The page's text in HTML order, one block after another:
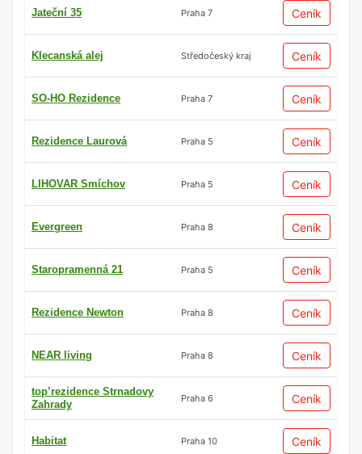
Jateční 35 Praha 7 Ceník
Klecanská alej Středočeský kraj Ceník
SO-HO Rezidence Praha 7 Ceník
Rezidence Laurová Praha 5 Ceník
LIHOVAR Smíchov Praha 5 Ceník
Evergreen Praha 8 Ceník
Staropramenná 21 Praha 5 Ceník
Rezidence Newton Praha 8 Ceník
NEAR living Praha 8 Ceník
top’rezidence Strnadovy
Zahrady
Praha 6 Ceník
Habitat Praha 10 Ceník